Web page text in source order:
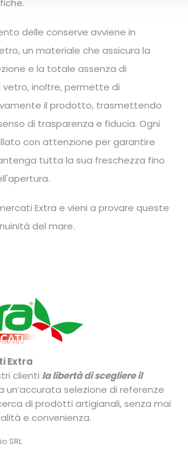
delle conserve avviene in
un materiale che assicura la
e la totale assenza di
vetro, inoltre, permette di
il prodotto, trasmettendo
di trasparenza e fiducia. Ogni
con attenzione per garantire
tutta la sua freschezza fino
Extra e vieni a provare queste
del mare.
Extra
clienti la libertà di scegliere il
un’accurata selezione di referenze
di prodotti artigianali, senza mai
e convenienza.
SRL